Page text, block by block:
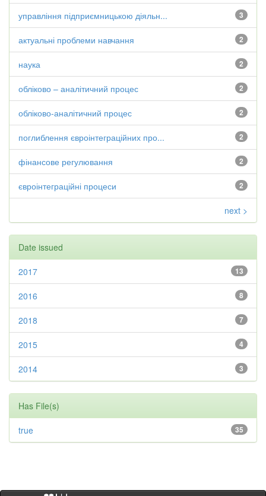
3
управління підприємницькою діяльн...
2
актуальні проблеми навчання
2
наука
2
обліково – аналітичний процес
2
обліково-аналітичний процес
2
поглиблення євроінтеграційних про...
2
фінансове регулювання
2
євроінтеграційні процеси
next >
Date issued
13
2017
8
2016
7
2018
4
2015
3
2014
Has File(s)
35
true